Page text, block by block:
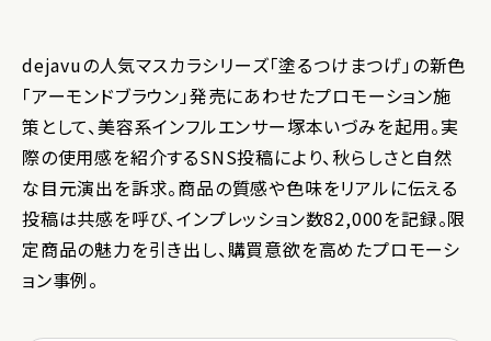
dejavuの人気マスカラシリーズ「塗るつけまつげ」の新色
「アーモンドブラウン」発売にあわせたプロモーション施
策として、美容系インフルエンサー塚本いづみを起用。実
際の使用感を紹介するSNS投稿により、秋らしさと自然
な目元演出を訴求。商品の質感や色味をリアルに伝える
投稿は共感を呼び、インプレッション数82,000を記録。限
定商品の魅力を引き出し、購買意欲を高めたプロモーシ
ョン事例。